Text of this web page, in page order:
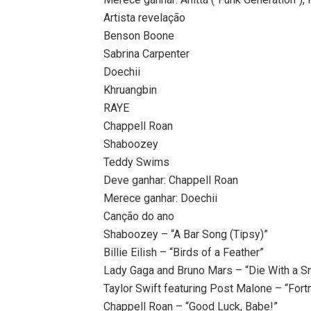
Artista revelação
Benson Boone
Sabrina Carpenter
Doechii
Khruangbin
RAYE
Chappell Roan
Shaboozey
Teddy Swims
Deve ganhar: Chappell Roan
Merece ganhar: Doechii
Canção do ano
Shaboozey – “A Bar Song (Tipsy)”
Billie Eilish – “Birds of a Feather”
Lady Gaga and Bruno Mars – “Die With a
Taylor Swift featuring Post Malone –
Chappell Roan – “Good Luck, Babe!”